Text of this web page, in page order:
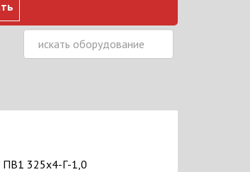
ПВ1 325х4-Г-1,0